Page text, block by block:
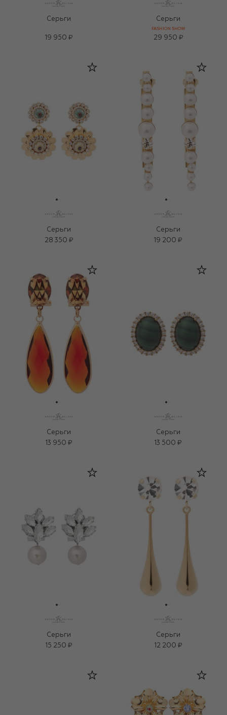
Серьги
19 950 ₽
Серьги
FASHION SHOW
29 950 ₽
Серьги
28 350 ₽
Серьги
19 200 ₽
Серьги
13 950 ₽
Серьги
13 500 ₽
Серьги
15 250 ₽
Серьги
12 200 ₽